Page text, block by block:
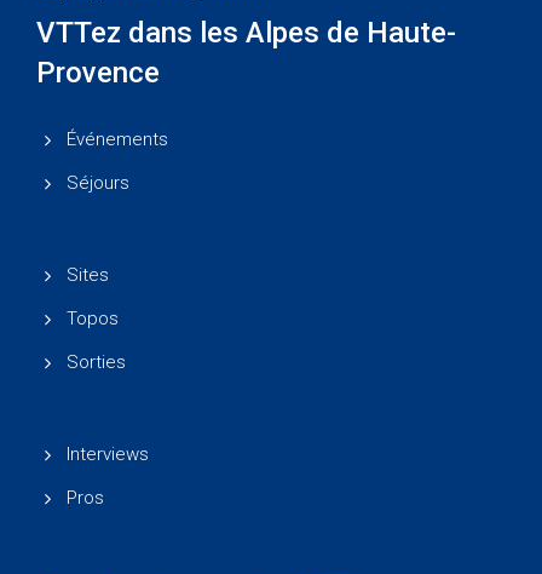
VTTez dans les Alpes de Haute-
Provence
Événements
Séjours
Sites
Topos
Sorties
Interviews
Pros